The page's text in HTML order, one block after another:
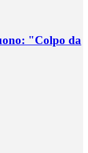
"Colpo da